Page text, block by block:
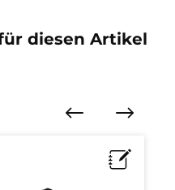
diesen Artikel